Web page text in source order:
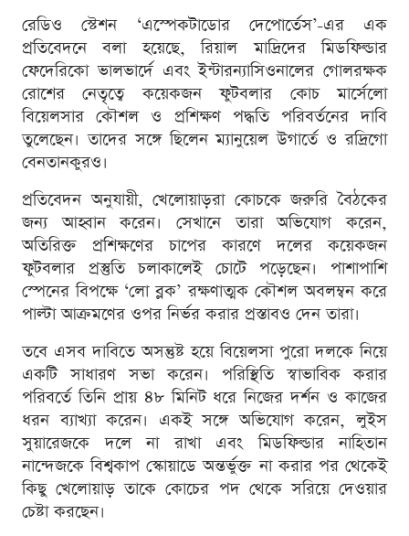
রেডিও স্টেশন ‘এস্পেকটাডোর দেপোর্তেস’-এর এক
প্রতিবেদনে বলা হয়েছে, রিয়াল মাদ্রিদের মিডফিল্ডার
ফেদেরিকো ভালভার্দে এবং ইন্টারন্যাসিওনালের গোলরক্ষক
রোশের নেতৃত্বে কয়েকজন ফুটবলার কোচ মার্সেলো
বিয়েলসার কৌশল ও প্রশিক্ষণ পদ্ধতি পরিবর্তনের দাবি
তুলেছেন। তাদের সঙ্গে ছিলেন ম্যানুয়েল উগার্তে ও রদ্রিগো
বেনতানকুরও।
প্রতিবেদন অনুযায়ী, খেলোয়াড়রা কোচকে জরুরি বৈঠকের
জন্য আহ্বান করেন। সেখানে তারা অভিযোগ করেন,
অতিরিক্ত প্রশিক্ষণের চাপের কারণে দলের কয়েকজন
ফুটবলার প্রস্তুতি চলাকালেই চোটে পড়েছেন। পাশাপাশি
স্পেনের বিপক্ষে ‘লো ব্লক’ রক্ষণাত্মক কৌশল অবলম্বন করে
পাল্টা আক্রমণের ওপর নির্ভর করার প্রস্তাবও দেন তারা।
তবে এসব দাবিতে অসন্তুষ্ট হয়ে বিয়েলসা পুরো দলকে নিয়ে
একটি সাধারণ সভা করেন। পরিস্থিতি স্বাভাবিক করার
পরিবর্তে তিনি প্রায় ৪৮ মিনিট ধরে নিজের দর্শন ও কাজের
ধরন ব্যাখ্যা করেন। একই সঙ্গে অভিযোগ করেন, লুইস
সুয়ারেজকে দলে না রাখা এবং মিডফিল্ডার নাহিতান
নান্দেজকে বিশ্বকাপ স্কোয়াডে অন্তর্ভুক্ত না করার পর থেকেই
কিছু খেলোয়াড় তাকে কোচের পদ থেকে সরিয়ে দেওয়ার
চেষ্টা করছেন।